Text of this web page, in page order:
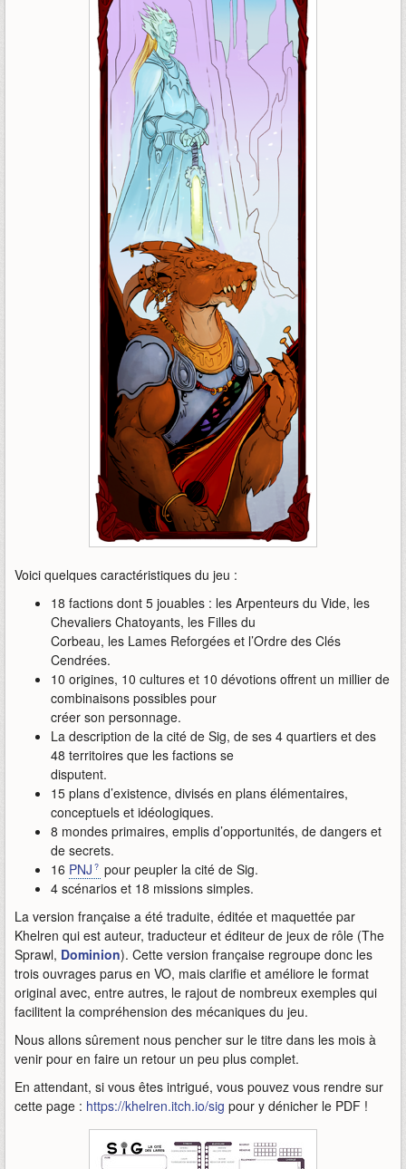
Voici quelques caractéristiques du jeu :
18 factions dont 5 jouables : les Arpenteurs du Vide, les
Chevaliers Chatoyants, les Filles du
Corbeau, les Lames Reforgées et l’Ordre des Clés
Cendrées.
10 origines, 10 cultures et 10 dévotions offrent un millier de
combinaisons possibles pour
créer son personnage.
La description de la cité de Sig, de ses 4 quartiers et des
48 territoires que les factions se
disputent.
15 plans d’existence, divisés en plans élémentaires,
conceptuels et idéologiques.
8 mondes primaires, emplis d’opportunités, de dangers et
de secrets.
16 PNJ
pour peupler la cité de Sig.
4 scénarios et 18 missions simples.
La version française a été traduite, éditée et maquettée par
Khelren qui est auteur, traducteur et éditeur de jeux de rôle (The
Sprawl, Dominion). Cette version française regroupe donc les
trois ouvrages parus en VO, mais clarifie et améliore le format
original avec, entre autres, le rajout de nombreux exemples qui
facilitent la compréhension des mécaniques du jeu.
Nous allons sûrement nous pencher sur le titre dans les mois à
venir pour en faire un retour un peu plus complet.
En attendant, si vous êtes intrigué, vous pouvez vous rendre sur
cette page : https://khelren.itch.io/sig pour y dénicher le PDF !